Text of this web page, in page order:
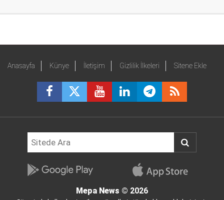
Anasayfa Künye İletişim Gizlilik İlkeleri Sitene Ekle
Mepa News © 2026